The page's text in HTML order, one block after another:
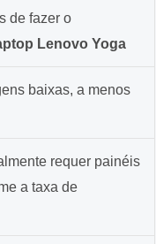
de fazer o
Lenovo Yoga
baixas, a menos
requer painéis
a taxa de